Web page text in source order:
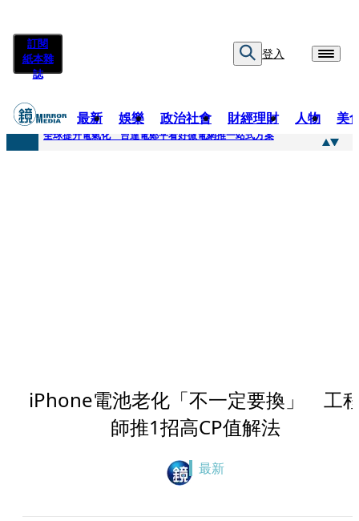
訂閱
紙本雜
誌
登入
最新 娛樂 政治社會 財經理財 人物 美
快訊
全球提升電氣化 台達電鄭平看好微電網推一站式方案
iPhone電池老化「不一定要換」 工
師推1招高CP值解法
最新